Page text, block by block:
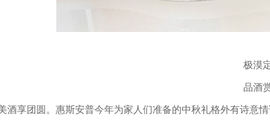
极漠
品酒
酒享团圆。惠斯安普今年为家人们准备的中秋礼格外有诗意